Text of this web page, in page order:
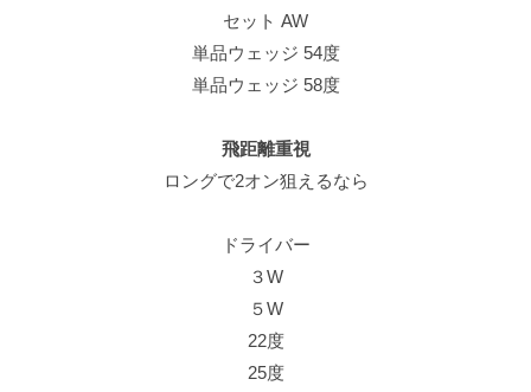
セット AW
単品ウェッジ 54度
単品ウェッジ 58度
飛距離重視
ロングで2オン狙えるなら
ドライバー
３W
５W
22度
25度